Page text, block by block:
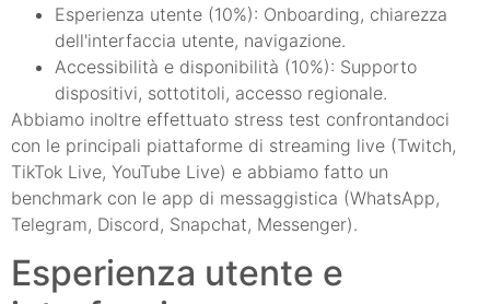
Esperienza utente (10%): Onboarding, chiarezza
dell'interfaccia utente, navigazione.
Accessibilità e disponibilità (10%): Supporto
dispositivi, sottotitoli, accesso regionale.
Abbiamo inoltre effettuato stress test confrontandoci
con le principali piattaforme di streaming live (Twitch,
TikTok Live, YouTube Live) e abbiamo fatto un
benchmark con le app di messaggistica (WhatsApp,
Telegram, Discord, Snapchat, Messenger).
Esperienza utente e